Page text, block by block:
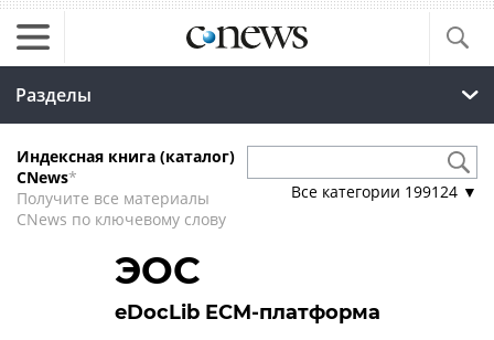
Разделы
Индексная книга (каталог)
CNews*
Получите все материалы
CNews по ключевому слову
Все категории 199124 ▼
ЭОС
eDocLib ECM-платформа